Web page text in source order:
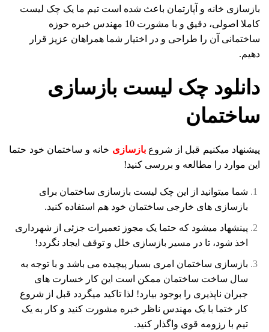
بازسازی خانه و آپارتمان باعث شده است تیم ما یک چک لیست
کاملا اصولی، دقیق و با مشورت 10 مهندس خبره حوزه
ساختمانی آن را طراحی و در اختیار شما همراهان عزیز قرار
دهیم.
دانلود چک لیست بازسازی
ساختمان
پیشنهاد میکنیم قبل از شروعبازسازی خانه و ساختمان خود حتما
این موارد را مطالعه و بررسی کنید!
شما میتوانید از این چک لیست بازسازی ساختمان برای
بازسازی های خارجی ساختمان خود هم استفاده کنید.
پینشهاد میشود که حتما یک مجوز تعمیرات جزئی از شهرداری
اخذ شود، تا در مسیر بازسازی خلل و توقف ایجاد نگردد!
بازسازی ساختمان امری بسیار پیچیده می باشد و با توجه به
سال ساخت ساختمان ممکن است این کار خسارت های
جبران ناپذیری را بوجود بیارد! لذا تاکید میگردد قبل از شروع
کار ختما با یک مهندس ناظر خبره مشورت کنید و کار به یک
تیم با رزومه قوی واگذار کنید.